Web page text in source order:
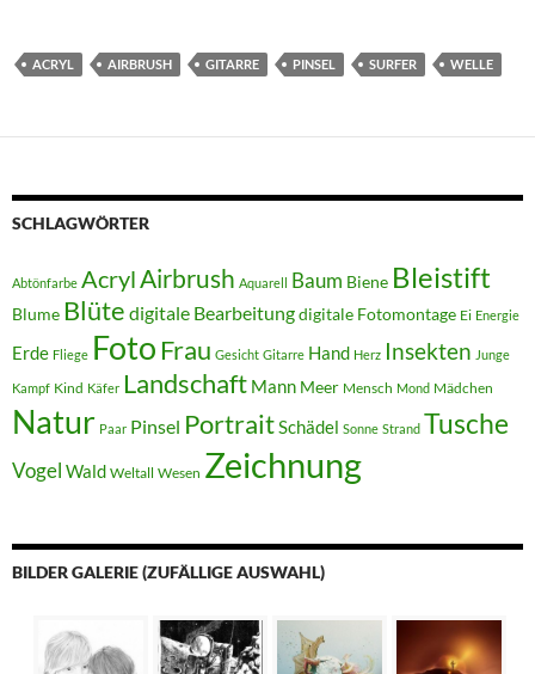
ACRYL AIRBRUSH GITARRE PINSEL SURFER WELLE
SCHLAGWÖRTER
Abtönfarbe Acryl Airbrush Aquarell Baum Biene Bleistift
Blume Blüte digitale Bearbeitungdigitale Fotomontage Ei Energie
Erde Fliege Foto Frau Gesicht Gitarre Hand Herz Insekten Junge
Kampf Kind Käfer Landschaft Mann Meer Mensch Mond Mädchen
Natur Paar Pinsel Portrait Schädel Sonne Strand Tusche
Vogel Wald Weltall Wesen Zeichnung
BILDER GALERIE (ZUFÄLLIGE AUSWAHL)